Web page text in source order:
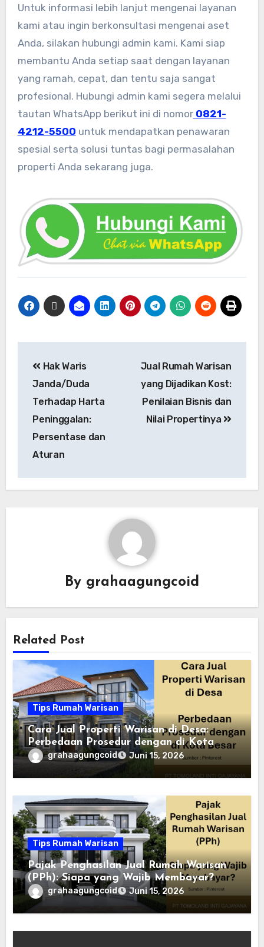
Untuk informasi lebih lanjut mengenai layanan
kami atau ingin berkonsultasi mengenai aset
Anda, silakan hubungi admin kami. Kami siap
membantu Anda setiap saat dengan layanan
yang ramah, cepat, dan tentu saja sangat
profesional. Hubungi admin kami segera melalui
tautan WhatsApp berikut ini di nomor 0821-
4212-5500 untuk mendapatkan penawaran
spesial serta solusi tuntas bagi permasalahan
properti Anda sekarang juga.
Hak Waris
Janda/Duda
Terhadap Harta
Peninggalan:
Persentase dan
Aturan
Jual Rumah Warisan
yang Dijadikan Kost:
Penilaian Bisnis dan
Nilai Propertinya
By grahaagungcoid
Related Post
Tips Rumah Warisan
Cara Jual Properti Warisan di Desa:
Perbedaan Prosedur dengan di Kota
Besargrahaagungcoid Juni 15, 2026
Tips Rumah Warisan
Pajak Penghasilan Jual Rumah Warisan
(PPh): Siapa yang Wajib Membayar?
grahaagungcoid Juni 15, 2026